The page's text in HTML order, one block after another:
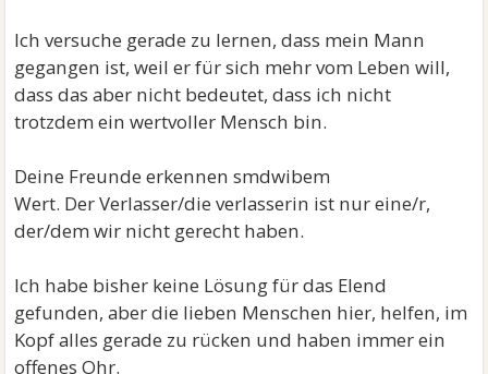
Ich versuche gerade zu lernen, dass mein Mann
gegangen ist, weil er für sich mehr vom Leben will,
dass das aber nicht bedeutet, dass ich nicht
trotzdem ein wertvoller Mensch bin.
Deine Freunde erkennen smdwibem
Wert. Der Verlasser/die verlasserin ist nur eine/r,
der/dem wir nicht gerecht haben.
Ich habe bisher keine Lösung für das Elend
gefunden, aber die lieben Menschen hier, helfen, im
Kopf alles gerade zu rücken und haben immer ein
offenes Ohr.